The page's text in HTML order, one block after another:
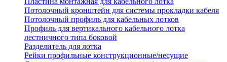
Потолочный кронштейн для системы прокладки кабеля
Потолочный профиль для кабельных лотков
Профиль для вертикального кабельного лотка
лестничного типа боковой
Разделитель для лотка
Рейки профильные конструкционные/несущие